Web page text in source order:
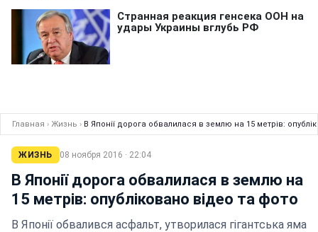
Главная › Жизнь › В Японії дорога обвалилася в землю на 15 метрів:
ЖИЗНЬ 08 ноября 2016 · 22:04
В Японії дорога обвалилася в землю на
15 метрів: опубліковано відео та фото
В Японії обвалився асфальт, утворилася гігантська яма